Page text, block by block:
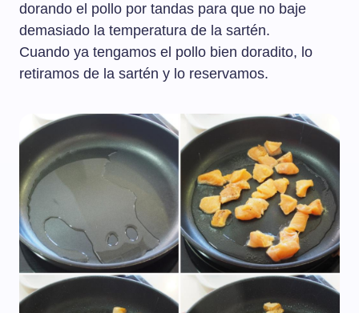
dorando el pollo por tandas para que no baje
demasiado la temperatura de la sartén.
Cuando ya tengamos el pollo bien doradito, lo
retiramos de la sartén y lo reservamos.